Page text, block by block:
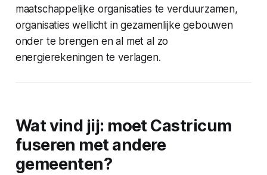
maatschappelijke organisaties te verduurzamen,
organisaties wellicht in gezamenlijke gebouwen
onder te brengen en al met al zo
energierekeningen te verlagen.
Wat vind jij: moet Castricum
fuseren met andere
gemeenten?